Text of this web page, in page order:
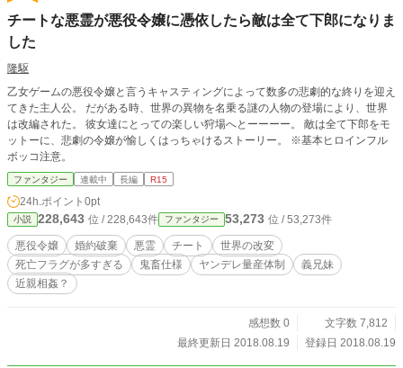
チートな悪霊が悪役令嬢に憑依したら敵は全て下郎になりま
した
隆駆
乙女ゲームの悪役令嬢と言うキャスティングによって数多の悲劇的な終りを迎え
てきた主人公。 だがある時、世界の異物を名乗る謎の人物の登場により、世界
は改編された。 彼女達にとっての楽しい狩場へとーーーー。 敵は全て下郎をモ
ットーに、悲劇の令嬢が愉しくはっちゃけるストーリー。 ※基本ヒロインフル
ボッコ注意。
ファンタジー 連載中 長編 R15
24h.ポイント 0pt
小説 228,643 位 / 228,643件 ファンタジー 53,273 位 / 53,273件
悪役令嬢 婚約破棄 悪霊 チート
世界の改変
死亡フラグが多すぎる
鬼畜仕様 ヤンデレ量産体制
義兄妹
近親相姦？
感想数 0
文字数 7,812
最終更新日 2018.08.19
登録日 2018.08.19